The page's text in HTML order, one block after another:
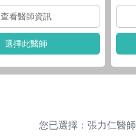
查看醫師資訊
選擇此醫師
您已選擇： 張力仁醫師